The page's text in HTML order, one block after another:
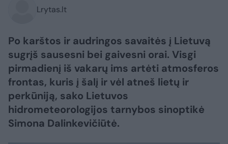
Lrytas.lt
Po karštos ir audringos savaitės į Lietuvą
sugrįš sausesni bei gaivesni orai. Visgi
pirmadienį iš vakarų ims artėti atmosferos
frontas, kuris į šalį ir vėl atneš lietų ir
perkūniją, sako Lietuvos
hidrometeorologijos tarnybos sinoptikė
Simona Dalinkevičiūtė.